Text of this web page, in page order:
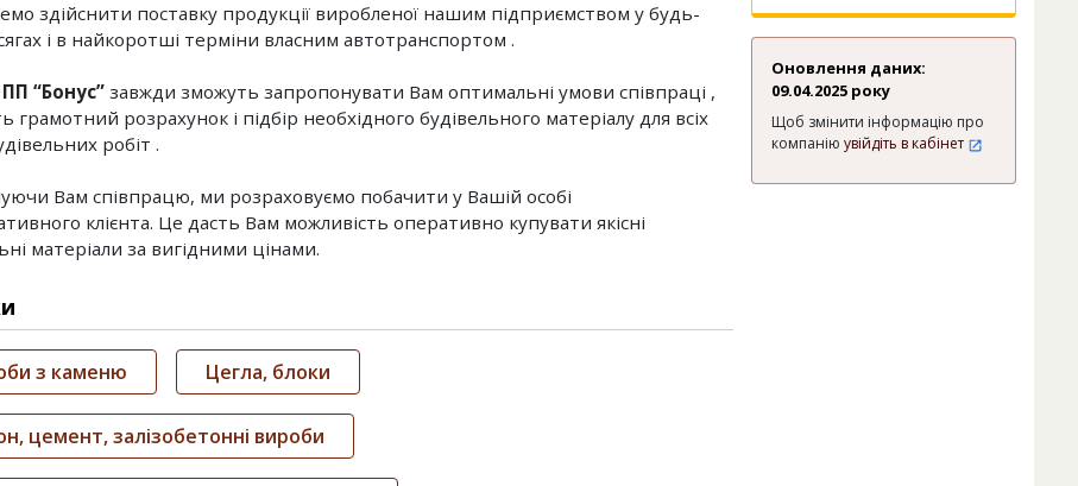
здійснити поставку продукції виробленої нашим підприємством у будь-
і в найкоротші терміни власним автотранспортом .
ПП “Бонус”завжди зможуть запропонувати Вам оптимальні умови співпраці ,
грамотний розрахунок і підбір необхідного будівельного матеріалу для всіх
робіт .
Вам співпрацю, ми розраховуємо побачити у Вашій особі
клієнта. Це дасть Вам можливість оперативно купувати якісні
матеріали за вигідними цінами.
з каменю Цегла, блоки
цемент, залізобетонні вироби
Оновлення даних:
09.04.2025 року
Щоб змінити інформацію про
компанію увійдіть в кабінет